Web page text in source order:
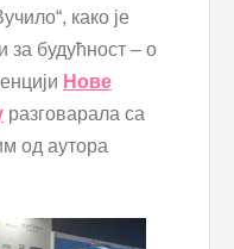
како је
за будућност – о
Нове
разговарала са
од аутора